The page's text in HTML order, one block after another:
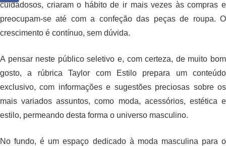
cuidadosos, criaram o hábito de ir mais vezes às compras e
preocupam-se até com a confeção das peças de roupa. O
crescimento é contínuo, sem dúvida.
A pensar neste público seletivo e, com certeza, de muito bom
gosto, a rúbrica Taylor com Estilo prepara um conteúdo
exclusivo, com informações e sugestões preciosas sobre os
mais variados assuntos, como moda, acessórios, estética e
estilo, permeando desta forma o universo masculino.
No fundo, é um espaço dedicado à moda masculina para o